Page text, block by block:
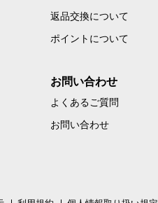
返品交換について
ポイントについて
お問い合わせ
よくあるご質問
お問い合わせ